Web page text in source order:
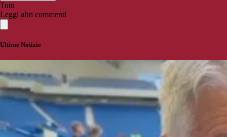
Tutti
Leggi altri commenti
Ultime Notizie